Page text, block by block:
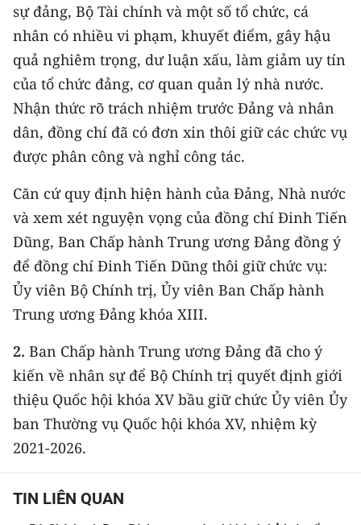
MEDIA CENTER
E-Magazine
Video
Media Chính trị
Media Kinh tế
Media Văn hóa
Media Xã hội
Media Pháp luật
Media Du lịch
Media Thế giới
Media Thể thao
Media Giáo dục
Media Y tế
Media Khoa học - Công nghệ
Media Môi trường
sự đảng, Bộ Tài chính và một số tổ chức, cá
nhân có nhiều vi phạm, khuyết điểm, gây hậu
quả nghiêm trọng, dư luận xấu, làm giảm uy tín
của tổ chức đảng, cơ quan quản lý nhà nước.
Nhận thức rõ trách nhiệm trước Đảng và nhân
dân, đồng chí đã có đơn xin thôi giữ các chức vụ
được phân công và nghỉ công tác.
Căn cứ quy định hiện hành của Đảng, Nhà nước
và xem xét nguyện vọng của đồng chí Đinh Tiến
Dũng, Ban Chấp hành Trung ương Đảng đồng ý
để đồng chí Đinh Tiến Dũng thôi giữ chức vụ:
Ủy viên Bộ Chính trị, Ủy viên Ban Chấp hành
Trung ương Đảng khóa XIII.
2. Ban Chấp hành Trung ương Đảng đã cho ý
kiến về nhân sự để Bộ Chính trị quyết định giới
thiệu Quốc hội khóa XV bầu giữ chức Ủy viên Ủy
ban Thường vụ Quốc hội khóa XV, nhiệm kỳ
2021-2026.
TIN LIÊN QUAN